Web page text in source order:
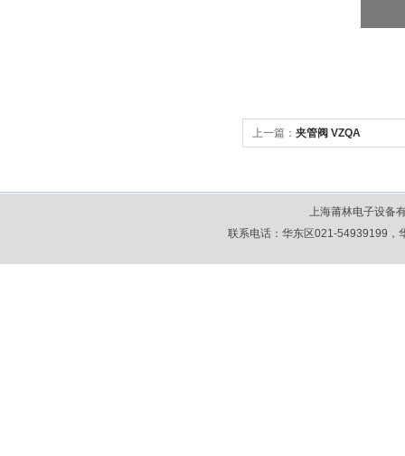
上一篇： 夹管阀 VZQA
上海莆林电子设
联系电话：华东区021-54939199